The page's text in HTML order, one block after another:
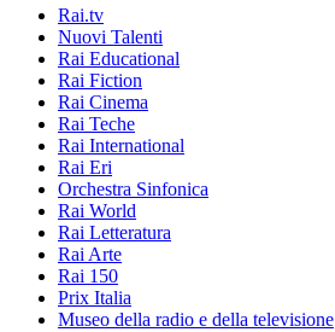
Rai.tv
Nuovi Talenti
Rai Educational
Rai Fiction
Rai Cinema
Rai Teche
Rai International
Rai Eri
Orchestra Sinfonica
Rai World
Rai Letteratura
Rai Arte
Rai 150
Prix Italia
Museo della radio e della televisione